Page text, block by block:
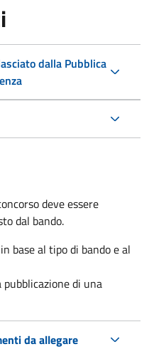
dalla Pubblica
deve essere
dal bando.
base al tipo di bando e al
di una
da allegare